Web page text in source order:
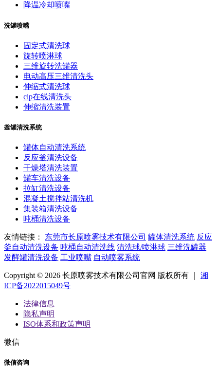
降温冷却喷嘴
洗罐喷嘴
固定式清洗球
旋转喷淋球
三维旋转洗罐器
电动高压三维清洗头
伸缩式清洗球
cip在线清洗头
伸缩清洗装置
釜罐清洗系统
罐体自动清洗系统
反应釜清洗设备
干燥塔清洗装置
罐车清洗设备
拉缸清洗设备
混凝土搅拌站清洗机
集装箱清洗设备
吨桶清洗设备
友情链接： 东莞市长原喷雾技术有限公司 罐体清洗系统 反应
釜自动清洗设备 吨桶自动清洗线 清洗球/喷淋球 三维洗罐器
发酵罐清洗设备 工业喷嘴 自动喷雾系统
Copyright © 2026 长原喷雾技术有限公司官网 版权所有 ｜ 湘
ICP备2022015049号
法律信息
隐私声明
ISO体系和政策声明
微信
微信咨询